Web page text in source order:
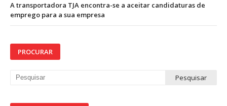
A transportadora TJA encontra-se a aceitar candidaturas de
emprego para a sua empresa
PROCURAR